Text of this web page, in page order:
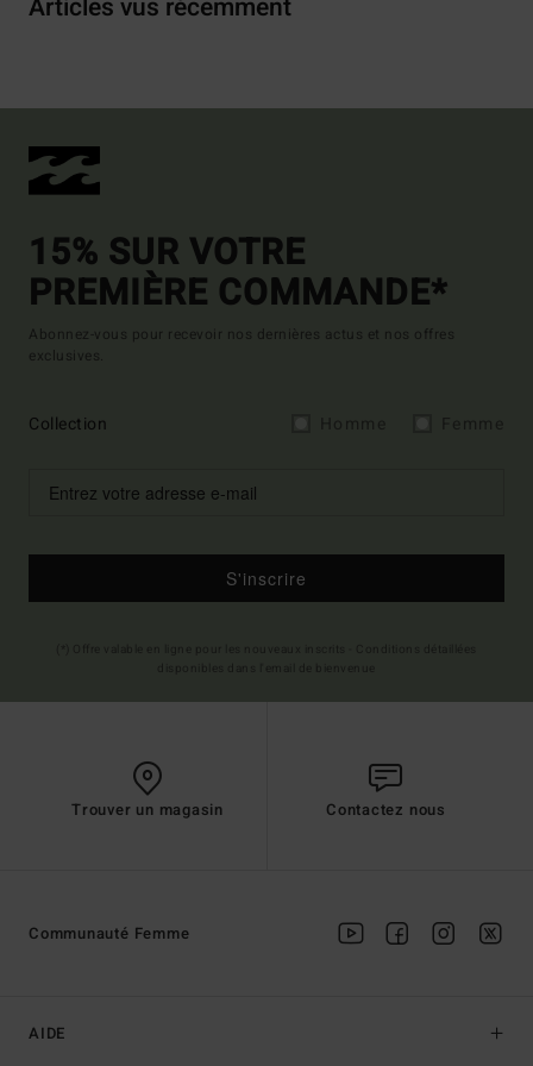
Articles vus récemment
15% SUR VOTRE
PREMIÈRE COMMANDE*
Abonnez-vous pour recevoir nos dernières actus et nos offres
exclusives.
Collection
S'inscrire
Trouver un magasin Contactez nous
AIDE
Communauté Femme